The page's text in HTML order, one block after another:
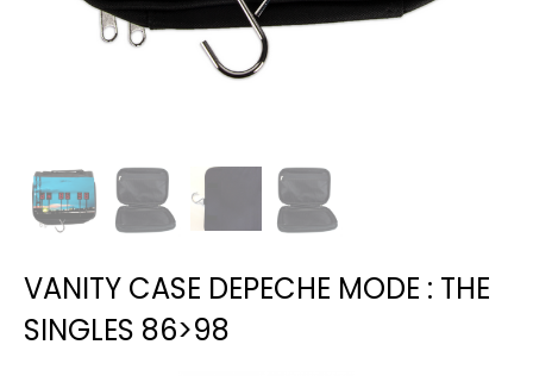
VANITY CASE DEPECHE MODE : THE
SINGLES 86>98